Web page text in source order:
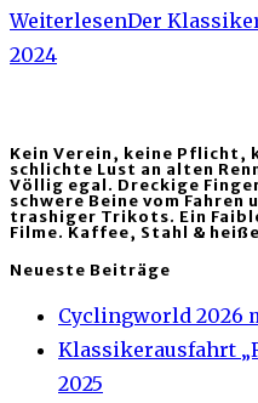
WeiterlesenDer
2024
Kein Verein, keine Pflicht,
schlichte Lust an alten
Völlig egal. Dreckige
schwere Beine vom Fahren
trashiger Trikots. Ein
Filme. Kaffee, Stahl &
Neueste Beiträge
Cyclingworld 2026
Klassikerausfahrt
2025